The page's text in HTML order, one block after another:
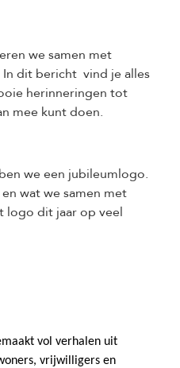
we samen met
dit bericht vind je alles
herinneringen tot
mee kunt doen.
we een jubileumlogo.
wat we samen met
logo dit jaar op veel
vol verhalen uit
vrijwilligers en